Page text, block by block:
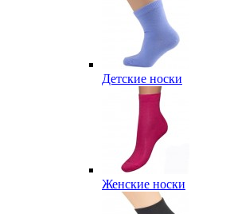
Детские носки
Женские носки